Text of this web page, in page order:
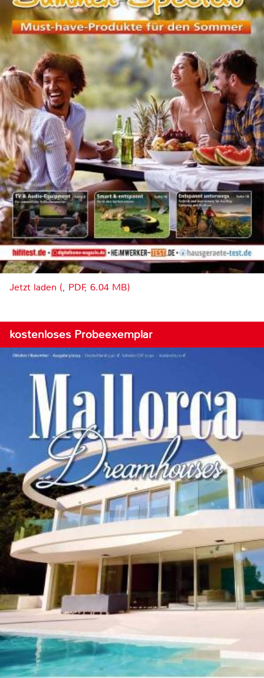
Jetzt laden (, PDF, 6.04 MB)
kostenloses Probeexemplar